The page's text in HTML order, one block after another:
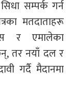
सम्पर्क गर्न
मतदाताहरू
र एमालेका
तर नयाँ दल र
गर्दै मैदानमा